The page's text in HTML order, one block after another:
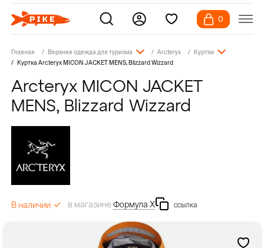
0
Главная Верхняя одежда для туризма Arcteryx
Куртки
Куртка Arcteryx MICON JACKET MENS, Blizzard Wizzard
Arcteryx MICON JACKET
MENS, Blizzard Wizzard
В наличии в магазинеФормула Х ссылка